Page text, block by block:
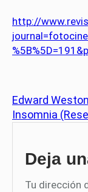
http://
Edward
Insomnia
Deja
Tu dirección